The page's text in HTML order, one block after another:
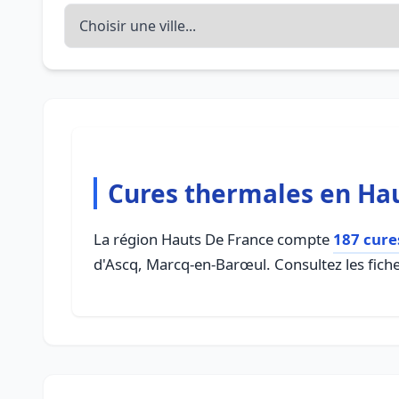
Cures thermales en
La région Hauts De France compte 187
d'Ascq, Marcq-en-Barœul. Consultez les